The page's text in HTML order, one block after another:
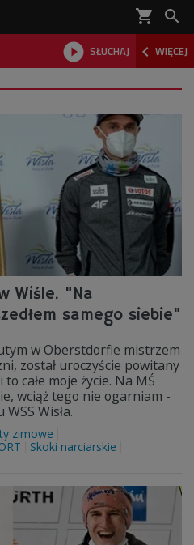
shopping_cart 
 SŁUCHAJ  WIĘCEJ

Wiśle. "Na
samego siebie"
w Oberstdorfie mistrzem
został uroczyście powitany
to całe moje życie. Na MŚ
wciąż tego nie ogarniam -
Wisła.
zimowe
Skoki narciarskie